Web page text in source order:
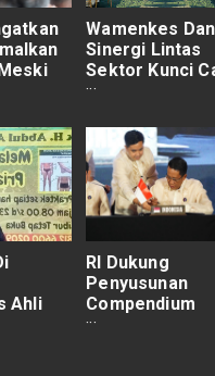
Wamenkes
Sinergi Lintas
Sektor Kunci
Zero Dengue
Ahli
RI Dukung
Penyusunan
Compendium
Bantuan Hukum